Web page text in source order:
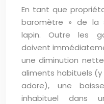
En tant que
baromètre » de la
lapin. Outre les
doivent
une diminution
aliments habituels (y
adore), une
inhabituel dans